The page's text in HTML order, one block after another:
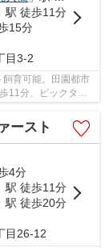
駅 徒歩11分
15分
目3-2
育可能。田園都市
11分、ビックター
ースト
4分
駅 徒歩11分
駅 徒歩20分
目26-12